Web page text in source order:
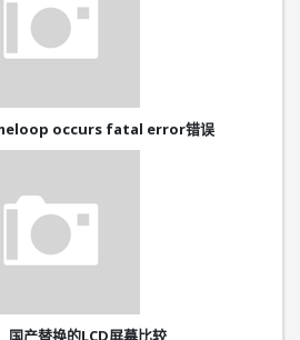
occurs fatal error错误
国产替换的LCD屏幕比较